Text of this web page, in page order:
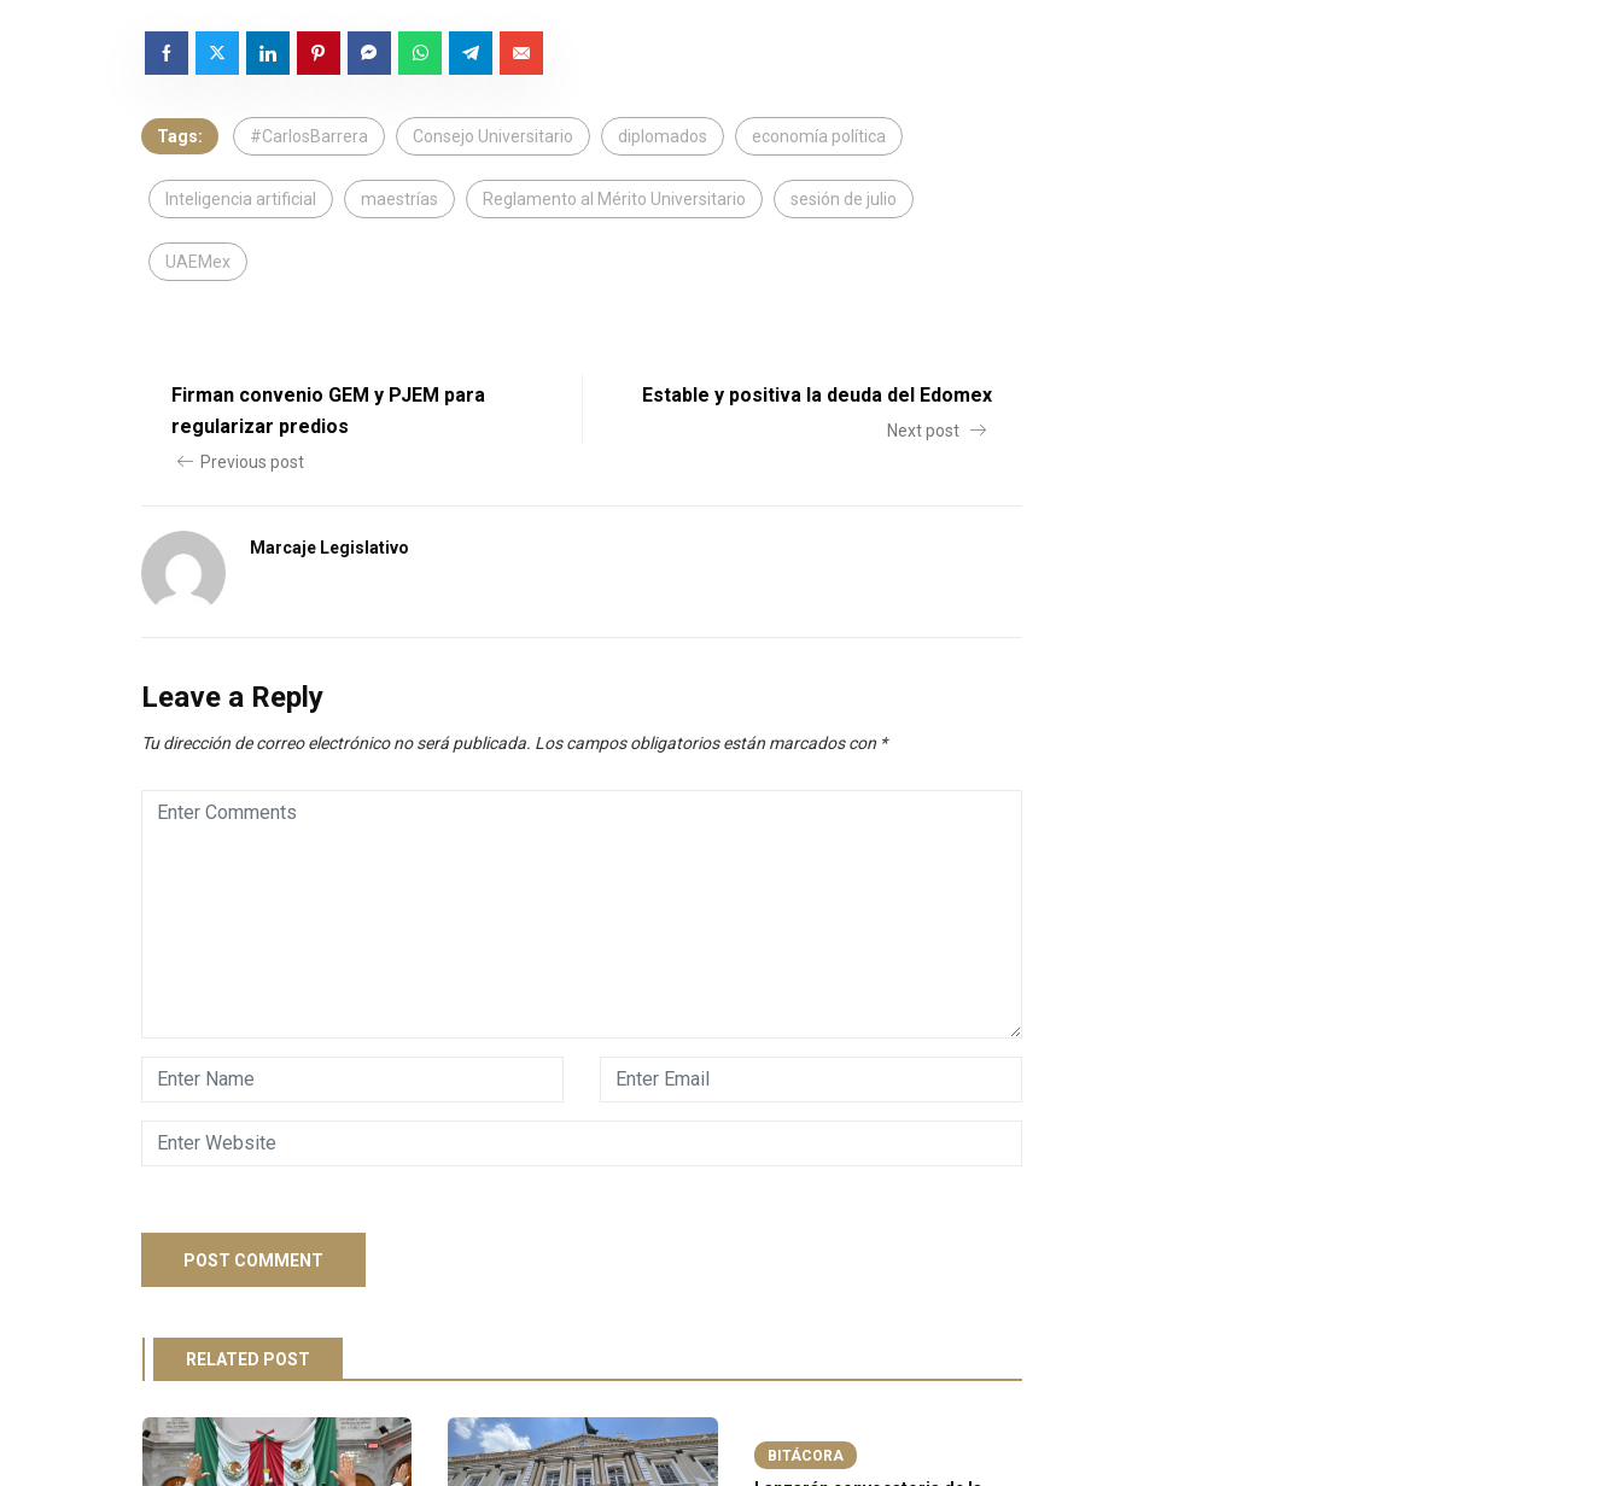
Tags: #CarlosBarrera Consejo Universitario diplomados economía política
Inteligencia artificial maestrías Reglamento al Mérito Universitario sesión de julio
UAEMex
Firman convenio GEM y PJEM para
regularizar predios
Previous post
Estable y positiva la deuda del Edomex
Next post
Marcaje Legislativo
Leave a Reply
Tu dirección de correo electrónico no será publicada. Los campos obligatorios están marcados con *
RELATED POST
BITÁCORA